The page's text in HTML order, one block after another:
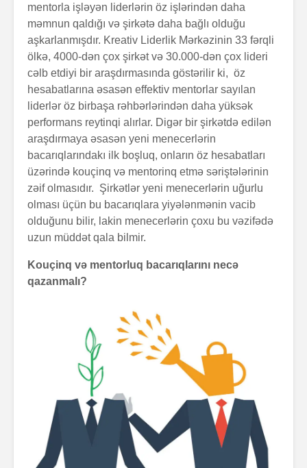
mentorla işləyən liderlərin öz işlərindən daha
məmnun qaldığı və şirkətə daha bağlı olduğu
aşkarlanmışdır. Kreativ Liderlik Mərkəzinin 33 fərqli
ölkə, 4000-dən çox şirkət və 30.000-dən çox lideri
cəlb etdiyi bir araşdırmasında göstərilir ki, öz
hesabatlarına əsasən effektiv mentorlar sayılan
liderlər öz birbaşa rəhbərlərindən daha yüksək
performans reytinqi alırlar. Digər bir şirkətdə edilən
araşdırmaya əsasən yeni menecerlərin
bacarıqlarındakı ilk boşluq, onların öz hesabatları
üzərində kouçinq və mentorinq etmə səriştələrinin
zəif olmasıdır. Şirkətlər yeni menecerlərin uğurlu
olması üçün bu bacarıqlara yiyələnmənin vacib
olduğunu bilir, lakin menecerlərin çoxu bu vəzifədə
uzun müddət qala bilmir.
Kouçinq və mentorluq bacarıqlarını necə
qazanmalı?